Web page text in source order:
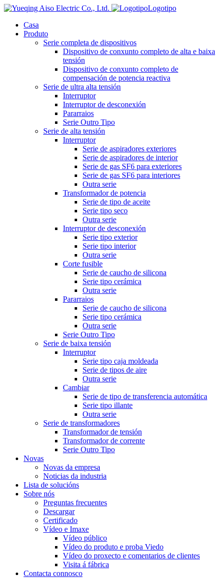
Logotipo
Casa
Produto
Serie completa de dispositivos
Dispositivo de conxunto completo de alta e baixa
tensión
Dispositivo de conxunto completo de
compensación de potencia reactiva
Serie de ultra alta tensión
Interruptor
Interruptor de desconexión
Pararraios
Serie Outro Tipo
Serie de alta tensión
Interruptor
Serie de aspiradores exteriores
Serie de aspiradores de interior
Serie de gas SF6 para exteriores
Serie de gas SF6 para interiores
Outra serie
Transformador de potencia
Serie de tipo de aceite
Serie tipo seco
Outra serie
Interruptor de desconexión
Serie tipo exterior
Serie tipo interior
Outra serie
Corte fusible
Serie de caucho de silicona
Serie tipo cerámica
Outra serie
Pararraios
Serie de caucho de silicona
Serie tipo cerámica
Outra serie
Serie Outro Tipo
Serie de baixa tensión
Interruptor
Serie tipo caja moldeada
Serie de tipos de aire
Outra serie
Cambiar
Serie de tipo de transferencia automática
Serie tipo illante
Outra serie
Serie de transformadores
Transformador de tensión
Transformador de corrente
Serie Outro Tipo
Novas
Novas da empresa
Noticias da industria
Lista de solucións
Sobre nós
Preguntas frecuentes
Descargar
Certificado
Vídeo e Imaxe
Vídeo público
Vídeo do produto e proba Viedo
Vídeo do proxecto e comentarios de clientes
Visita á fábrica
Contacta connosco